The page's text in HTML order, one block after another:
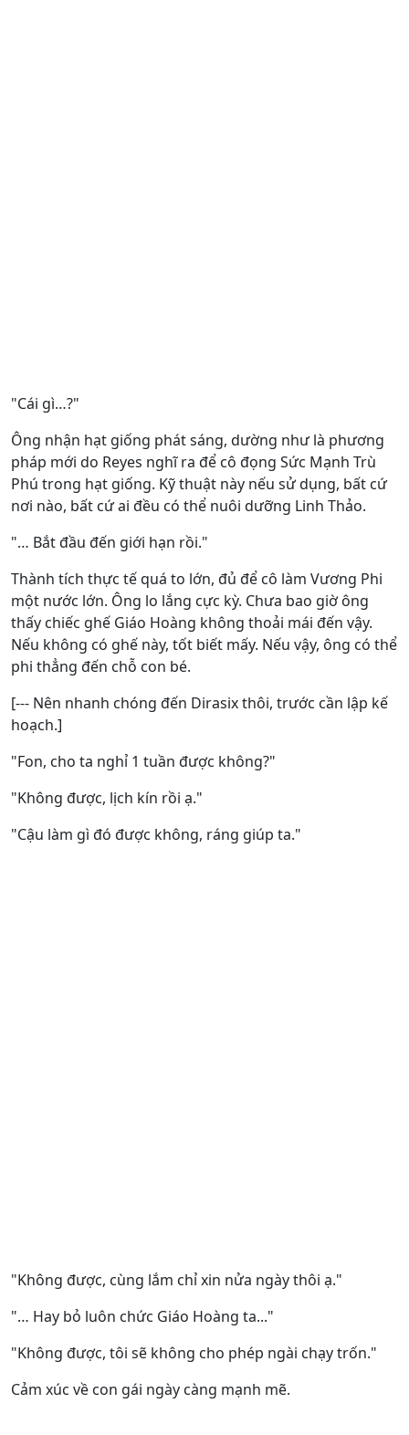
"Cái gì…?"
Ông nhận hạt giống phát sáng, dường như là phương
pháp mới do Reyes nghĩ ra để cô đọng Sức Mạnh Trù
Phú trong hạt giống. Kỹ thuật này nếu sử dụng, bất cứ
nơi nào, bất cứ ai đều có thể nuôi dưỡng Linh Thảo.
"… Bắt đầu đến giới hạn rồi."
Thành tích thực tế quá to lớn, đủ để cô làm Vương Phi
một nước lớn. Ông lo lắng cực kỳ. Chưa bao giờ ông
thấy chiếc ghế Giáo Hoàng không thoải mái đến vậy.
Nếu không có ghế này, tốt biết mấy. Nếu vậy, ông có thể
phi thẳng đến chỗ con bé.
[--- Nên nhanh chóng đến Dirasix thôi, trước cần lập kế
hoạch.]
"Fon, cho ta nghỉ 1 tuần được không?"
"Không được, lịch kín rồi ạ."
"Cậu làm gì đó được không, ráng giúp ta."
"Không được, cùng lắm chỉ xin nửa ngày thôi ạ."
"… Hay bỏ luôn chức Giáo Hoàng ta..."
"Không được, tôi sẽ không cho phép ngài chạy trốn."
Cảm xúc về con gái ngày càng mạnh mẽ.